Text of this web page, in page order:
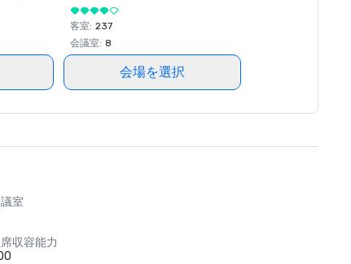
客室: 237
会議室: 8
会場を選択
室
収容能力